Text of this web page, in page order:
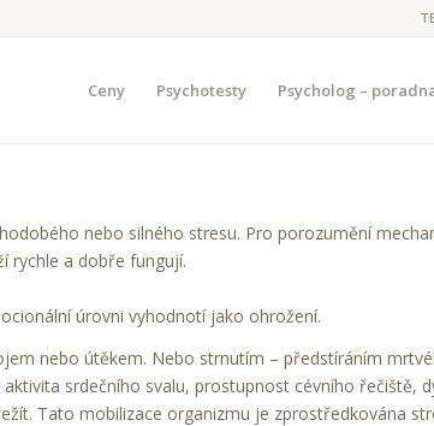
Ceny Psychotesty Psycholog –
nebo silného stresu. Pro porozumění
rychle a dobře fungují.
úrovni vyhodnotí jako ohrožení.
nebo útěkem. Nebo strnutím – předstíráním
srdečního svalu, prostupnost cévního řečiště,
Tato mobilizace organizmu je zprostředkována